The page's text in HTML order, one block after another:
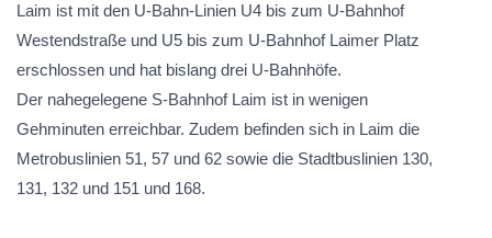
Laim ist mit den U-Bahn-Linien U4 bis zum U-Bahnhof
Westendstraße und U5 bis zum U-Bahnhof Laimer Platz
erschlossen und hat bislang drei U-Bahnhöfe.
Der nahegelegene S-Bahnhof Laim ist in wenigen
Gehminuten erreichbar. Zudem befinden sich in Laim die
Metrobuslinien 51, 57 und 62 sowie die Stadtbuslinien 130,
131, 132 und 151 und 168.